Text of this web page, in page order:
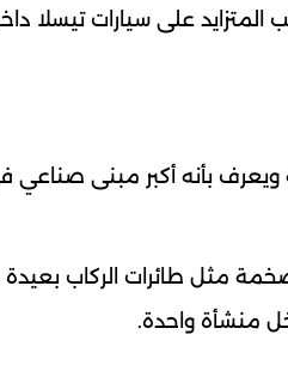
على سيارات تيسلا
ويعرف بأنه أكبر مبنى
مثل طائرات الركاب
منشأة واحدة.